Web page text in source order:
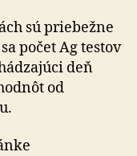
sú priebežne
počet Ag testov
deň
od